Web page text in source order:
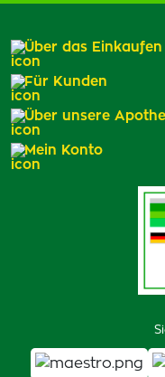
Über das Einkaufen
Für Kunden
Über unsere
Mein Konto